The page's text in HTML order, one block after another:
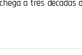
a três